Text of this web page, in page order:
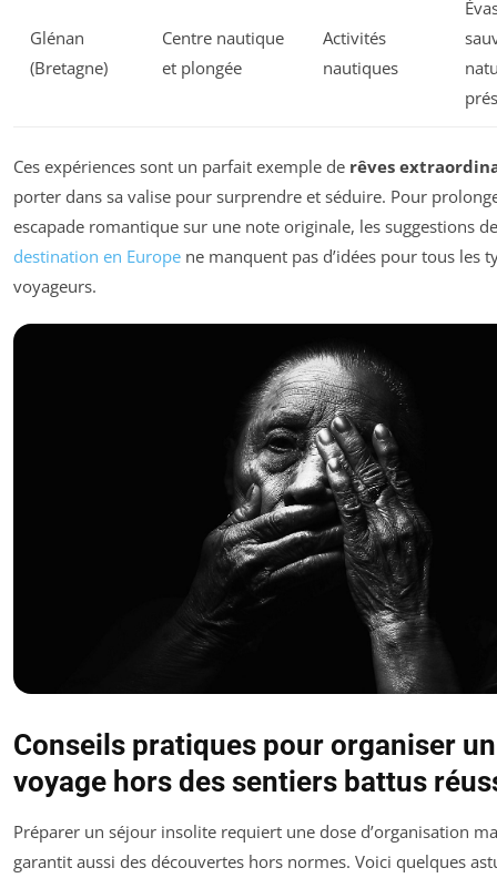
Glénan
(Bretagne)
Centre nautique
et plongée
Activités
nautiques
Ces expériences sont un parfait exemple de rêves
porter dans sa valise pour surprendre et séduire. Pour
escapade romantique sur une note originale, les suggestions de
destination en Europe ne manquent pas d’idées pour tous les
voyageurs.
Conseils pratiques pour organiser un
voyage hors des sentiers battus
Préparer un séjour insolite requiert une dose d’organisation
garantit aussi des découvertes hors normes. Voici quelques